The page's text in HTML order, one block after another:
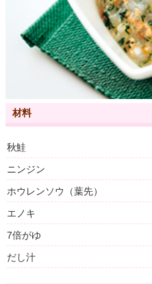
材料
秋鮭
ニンジン
ホウレンソウ（葉先）
エノキ
7倍がゆ
だし汁